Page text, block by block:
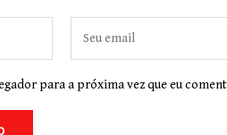
para a próxima vez que eu